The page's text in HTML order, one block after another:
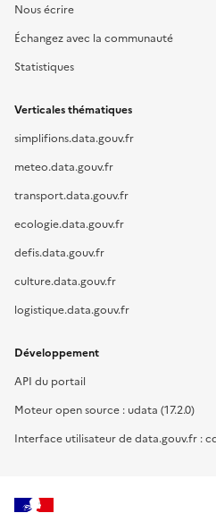
Nous écrire
Échangez avec la communauté
Statistiques
Verticales thématiques
simplifions.data.gouv.fr
meteo.data.gouv.fr
transport.data.gouv.fr
ecologie.data.gouv.fr
defis.data.gouv.fr
culture.data.gouv.fr
logistique.data.gouv.fr
Développement
API du portail
Moteur open source : udata (17.2.0)
Interface utilisateur de data.gouv.fr :